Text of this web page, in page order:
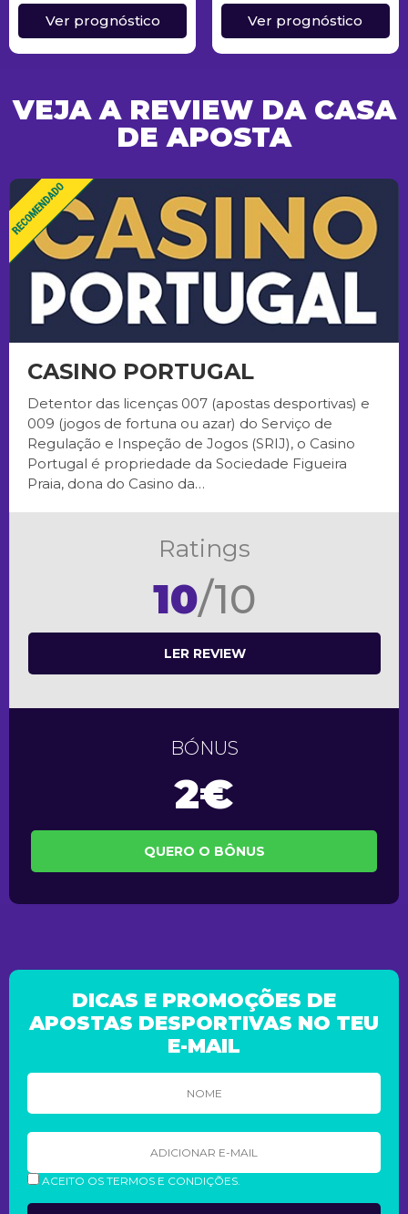
Ver prognóstico Ver prognóstico
VEJA A REVIEW DA CASA
DE APOSTA
CASINO PORTUGAL
Detentor das licenças 007 (apostas desportivas) e
009 (jogos de fortuna ou azar) do Serviço de
Regulação e Inspeção de Jogos (SRIJ), o Casino
Portugal é propriedade da Sociedade Figueira
Praia, dona do Casino da…
Ratings
10/10
LER REVIEW
BÓNUS
2€
QUERO O BÔNUS
DICAS E PROMOÇÕES DE
APOSTAS DESPORTIVAS NO TEU
E-MAIL
ACEITO OS TERMOS E CONDIÇÕES.